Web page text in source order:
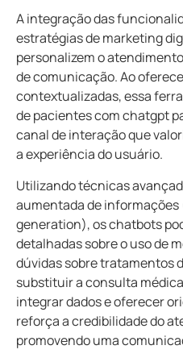
A integração das
estratégias de marketing
personalizem o
de comunicação. Ao
contextualizadas, essa
de pacientes com chatgpt
canal de interação que
a experiência do usuário.
Utilizando técnicas
aumentada de
generation), os chatbots
detalhadas sobre o uso de
dúvidas sobre tratamentos
substituir a consulta
integrar dados e oferecer
reforça a credibilidade do
promovendo uma